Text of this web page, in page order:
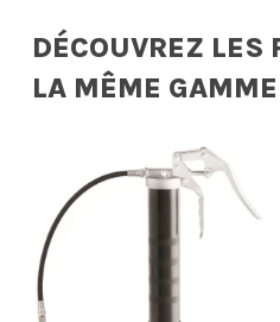
DÉCOUVREZ LES
LA MÊME GAMME